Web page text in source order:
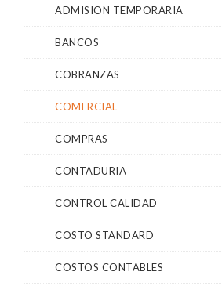
ADMISION TEMPORARIA
BANCOS
COBRANZAS
COMERCIAL
COMPRAS
CONTADURIA
CONTROL CALIDAD
COSTO STANDARD
COSTOS CONTABLES